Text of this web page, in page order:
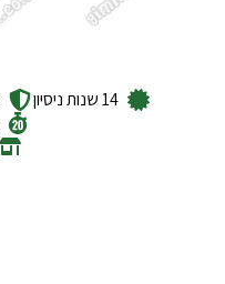
14 שנות ניסיון